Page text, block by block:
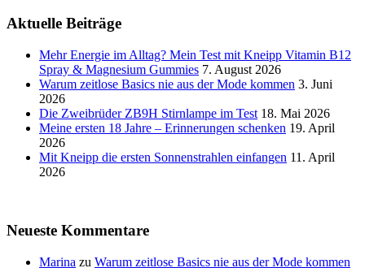
Aktuelle Beiträge
Mehr Energie im Alltag? Mein Test mit Kneipp Vitamin B12
Spray & Magnesium Gummies 7. August 2026
Warum zeitlose Basics nie aus der Mode kommen 3. Juni
2026
Die Zweibrüder ZB9H Stirnlampe im Test 18. Mai 2026
Meine ersten 18 Jahre – Erinnerungen schenken 19. April
2026
Mit Kneipp die ersten Sonnenstrahlen einfangen 11. April
2026
Neueste Kommentare
Marina zu Warum zeitlose Basics nie aus der Mode kommen